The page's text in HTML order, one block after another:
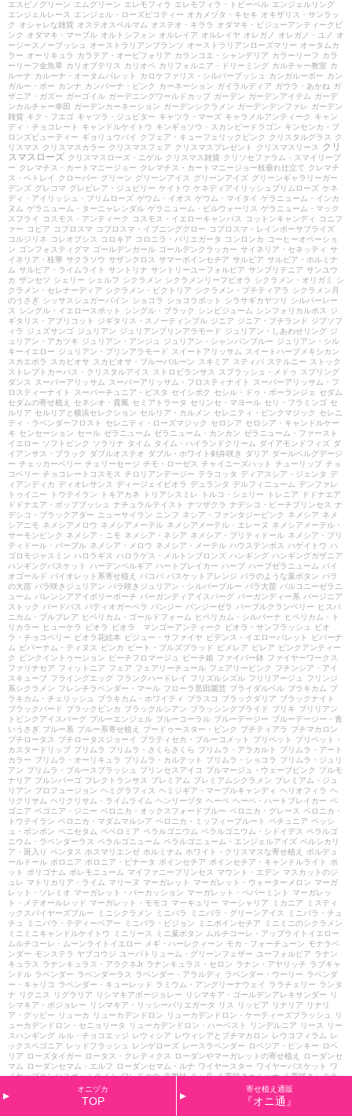
エスピノグリーン エムグリーン エレモフィラ エレモフィラ・トビーベル エンジェルリング
エンジェルレース
エンジェル・ローズピコティー オカメヅタ・キセキ オキザリス・サンラッ
ク
オシャレな雑貨 オステオスペルマム オステオ・キララ
オダマキ・ビジューアンティークピ
ンク
オダマキ・マーブル オルトシフォン オルレイア オルレイヤ オレガノ オレガノ・ユノ
オ
ージースノーブッシュ
オーストラリアンプランツ オーストラリアンローズマリー オータムカ
ラー オーリキュラ カラテア・オービフォリア カランコエ・シャンデリア カラーリーフ カラ
ーリーフ金魚草 カリオプテリス カリオペ カリフォルニア・ドリーミング カルチャー教室 カ
ルーナ カルーナ・オータムパレット カロケファリス・シルバーブッシュ カンガルーポー カン
ガルー・ポー カンナ カンパーナ・ピンク カーネーション ガイラルディア ガウラ・あかね ガ
ザニア・ガズー ガーゴイル ガーデニングワールドカップ ガーデン ガーデンアイテム ガーデ
ンカルチャー幸田
ガーデンカーネーション ガーデンシクラメン ガーデンデンファレ ガーデン
雑貨 キク・フエゴ キャツラ・ジュピター キャツラ・マーズ キャラメルアンティーク
キャン
ディ・チョコレート
キャンドルケイトウ キンギョソウ・スカンピードラゴン キンセンカ・ブ
ロンズビューティー ギョリュウバイ クフェア・キューフェリックピンク クリスタルグラス
ク
リスマス
クリスマスカラー クリスマスフェア クリスマスプレゼント クリスマスリース
クリ
スマスローズ クリスマスローズ・ニゲル クリスマス雑貨 クリソセファラム・スマイリープ
ー クレマチス・カートマニージョー クレマチス・カートマニージョー枝垂れ仕立て クレマチ
ス・ペトレイ
クローバー グリーン グリーンアイス グリーンアイズ グリーンギャラリーガー
デンズ グレコマ グレビレア・ジュビリー ケイトウ ケネディアイリッシュプリムローズ ケネ
ディ・アイリッシュ・プリムローズ ゲウム・イオス ゲウム・マイタイ ゲラニューム・インカ
ヌム ゲラニューム・ターニャレンダル ゲラニューム・ビルウォーリス ゲラニューム・マック
スフライ
コスモス・アンティーク コスモス・イエローキャンパス コットンキャンディ
コニフ
ァー
コピア コプロスマ コプロスマ・イブニンググロー
コプロスマ・レインボーサプライズ
コルジリネ
コレオプシス コロキア コロニラ・バリエガータ コンロンカ
コーヒーオベーショ
ン ゴンフォスティグマ ゴールデンガール ゴールデンクラッカー サイネリア・セネッティ サ
イネリア・桂華 サクラソウ サザンクロス サマーポインセチア サルビア サルビア・ホルミナ
ム サルビア・ライムライト サントリナ サントリーユーフォルビア サンブリテニア サンユウ
カ ザンセツ シェリー シェルフ シクラメン シクラメンリーフビオラ シクラメン・オリガミ
シ
クラメン・セレナーディア シクラメン・ビクトリア シクラメン・プチティアラ
シクラメン月
のうさぎ シッサスシュガーバイン ショコラ ショコラポット シラサギカヤツリ
シルバーレー
ス
シングル・イエロースポット シングル・ブラック シンビジューム シンフォリカルポス
ジ
ギタリス・アプリコット
ジギタリス・スノーティンプル ジニア ジニア・プチランド ジプソフ
ィラ
ジュズサンゴ ジュリアン ジュリアンプリンアラモード ジュリアン・しあわせリング ジ
ュリアン・アカツキ ジュリアン・アンジュ ジュリアン・シャンパンブルー ジュリアン・シル
キーイエロー ジュリアン・プリンアラモード スイートアリッサム
スイートハーブメキシカン
スカエボラ
スカビオサ スカビオサ・ブルーバルーン スキミア スティパ ステルニー
ストック
ストレプトカーパス・クリスタルアイス
ストロビランサス スプラッシュ・メドゥ
スプリング
ダンス
スーパーアリッサム スーパーアリッサム・フロスティナイト
スーパーアリッサム・フ
ロスティーナイト
スーパーチュニア・ビスタ セイシボク セシル・ドゥ・ボーランジェ
セダム
セダムの寄せ植え
セネシオ・貴鳳 セミアトラータ セリンセ・マヨール セリ・フラミンゴ セ
ルリア セルリアと横浜セレクション セルリア・カルメン セレニティ・ピンクマジック
セレニ
ティ・ラベンダーフロスト
セレニティ・ローズマジック セロシア セロシア・キャンドルケー
キ センセーション セール ゼラニューム ゼラニューム・カンカン ゼラニューム・ファースト
イエロー ソフトピンク ソラリナ タイム タイム・ハイランドクリーム ダイアモンドフィズ ダ
イアンサス・ブラック
ダブルオステオ ダブル・ホワイト剣弁咲き ダリア ダールベルグデージ
ー チェッカーベリー チェリーセージ チモ・ローゼス チャイニーズハット チューリップ チョ
コベリー チョコレートコスモス チロリアンデージー テラコッタ ディアスシア・ジェンタ
デ
ィアンディカ ディオレサンス ディージェイビオラ デュランタ デルフィニューム デンファレ
トゥイニー
トウテイラン トキアカネ トリアシスミレ トルコ・シェリー トレニア
ドドナエア
ドドナエア・ポップブッシュ
ナチュラルテイスト ナツザクラ ナデシコ・ピーチプリンセス ナ
デシコ・ブラックアダー
ニューサイラン ニンフ ネシア・ファンタジーピンク ネメシア ネメ
シアニモ ネメシアメロウ ネメシアメーテル ネメシアメーテル・エレーヌ
ネメシアメーテル・
サーモンピンク
ネメシア・ニモ ネメシア・ネシア ネメシア・プリティドール ネメシア・プリ
ティドール・パープル ネメシア・メロウ ネメシア・メーテル ハウステンボス ハゲイトウ ハ
ゴロモジャスミン ハロラギス ハロラゲス・メルトンブロンズ ハンギング ハンギングガザニア
ハンギングバスケット
ハーデンベルギア ハートブレイカー ハーブ ハーブゼラニューム バイ
オゴールド バイオレット系寄せ植え バコパ バスケットアレンジ バラのような葉ボタン バラ
の大苗 バラ咲きジュリアン バラ咲きジュリアン・シルバーブルー バラ大苗 バルコニーゼラニ
ューム バレンシアアイボリーポーチ バーガンディアイスバーグ バーガンディー系 バージニア
ストック
バードバス パティオガーベラ パンジー パンジーゼラ パープルクランベリー
ヒスパ
ニカム・プルプレア
ヒペリカム・ゴールドフォーム ヒペリカム・シルバーナ
ヒペリカム・ト
リカラー
ヒューケラ ビオラ ビオラ マンゴーアンティーク ビオラ・サンフラッシュ
ビオ
ラ・チョコベリー
ビオラ花絵本 ビジュー・サファイヤ ビデンス・イエローパレット
ビバーナ
ム
ビバーナム・ティヌス ビンカ ビート・ブルズブラッド ピメレア ピレア
ピンクアンティー
ク
ピンクイントゥーション ピーチフロマージュ ピーチ姫 ファイバー鉢 ファイヤーワークス
ファリナセア フィットニア フェア フェアリーチュール フェアリーピンク
フチンシア・アイ
スキューブ フライングエッグ フランクハードレイ フリズルシズル フリリアージュ
フリンジ
系シクラメン フレンチラベンダー・マール フローラ黒田園芸 ブライダルベル ブラキカム ブ
ラキカム・チェリッシュ
ブラキカム・ホワイティ ブラスコ ブラックダリア ブラックナイト
ブラックバード ブラックビンカ ブラックルシアン ブラッシングブライド ブリキ ブリリアン
トピンクアイスバーグ ブルーエンジェル ブルーコーラル ブルーデージー ブルーデージー・青
いうさぎ ブルー系 ブルー系寄せ植え ブードゥースター・ピンク プチティアラ
プチマカロン
プチロータス
プチロータスジョーイ プラティセカ・ブルーコメット プリペット
プリペット・
カスタードリップ プリムラ プリムラ・さくらさくら プリムラ・アラカルト
プリムラ・アート
カラー プリムラ・オーリキュラ プリムラ・カルテット プリムラ・ショコラ
プリムラ・ジュリ
アン プリムラ・ブルースプラッシュ プリンセスアイコ プルマージュ・ウェーブピンク
プルモ
ナリア プルンパーゴ プレクトランサス プレミアム プレミアムシクラメン プレミアム・ジュ
リアン プロフュージョン ヘミグラフィス ヘミジギア・マーブルキャンディ ヘリオフィラ ヘ
リクリサム ヘリクリサム・ライムライム ヘンリーヅタ ヘーベ ヘーベ・ハートブレイカー ベ
ゴニア ベゴニア・ジニー ベロニカ・オックスフォードブルー ベロニカ・グレース ベロニカ・
トウテイラン ベロニカ・マダムマルシア ベロニカ・ミッフィープルート ペチュニア ペッシ
ュ・ボンボン ペニセタム ペペロミア ペラルゴニウム ペラルゴニウム・シドイデス ペラルゴ
ニウム・ラベンダーラス ペラルゴニューム ペラルゴニューム・エンジェルアイズ ペルシカリ
ア・斑入り ペンタス ホスマリエンゼ ホルミナム ホワイト・クリスマスな寄せ植え
ボルデュ
ールドール ボロニア ボロニア・ピナータ ポインセチア ポインセチア・キャンドルライト
ポ
ット
ポリゴナム ポレモニューム マイファニープリンセス マウント・エデン マスカットのジ
ュレ マトリカリア・ライム マリーヌ マーガレット マーガレット・ウォーターメロン マーガ
レット・ソレミオ マーガレット・パーカッション マーガレット・ペパーミント
マーガレッ
ト・メテオールレッド マーガレット・モモコ マーキュリー マーシャリア ミカニア
ミスティ
ックスパイヤーズブルー
ミニシクラメン ミニバラ ミニバラ・グリーンアイス
ミニバラ・チュ
チュ
ミニバラ・テディーベアー ミニバラ・ピジョン ミニポインセチア
ミニミニのシクラメン
ミニミニキャンドルケイトウ
ミニリース ミニ葉ボタン
ムルチコーレ・アップライトイエロー
ムルチコーレ・ムーンライトイエロー
メギ・ハーレクィーン モカ・フォーチューン モナラベ
ンダー モンステラ ヤブコウジ ユーパトリューム・グリーンフェザー ユーフォルビア ラナン
キュラス
ラナンキュラス・アラクネJr ラナンキュラス・セロン ラナン・アヤリッチ ラブキャ
ンドル ラベンダー ラベンダーラス ラベンダー・アラルディ ラベンダー・ウーリー ラベンダ
ー・キャリコ
ラベンダー・キューレッド ラミウム・アングリーナウェイ ララチェリー ランタ
ナ
リクニス リグラリア リシマキアボージョレー リシマキア・ゴールデンアレキサンダー
リ
シマキア・ボジョレー
リシマキア・リッシーバリエガータ リス リッピア リナリア
リナリ
ア・グッピー
リューカ リューカデンドロン リューカデンドロン・ケーティーズブラッシュ
リ
ューカデンドロン・セニョリータ
リューカデンドロン・ハーベスト リンデルニア リース
リー
スハンギング ルル・チョコエッジ レウィシア レウィシアとプチマカロン レウコフィラム レ
ックスベゴニア レッドフラッシュ レンゲローズ レースラベンダー ロベジア・ピンキー
ロベ
リア
ローズタイガー ロータス・クレティクス ローダンやマーガレットの寄せ植え
ローダンセ
マム
ローダンセマム・エルフ ローダンセマム・ルナ ワイヤースター ワイヤーバスケット
ワ
イヤープランツスポットライト ワレモコウ 京舞妓 八ヶ岳 八重咲きカルーナ 八重咲きシクラ
出張 分枝葉ボタン 千日紅 千日紅ちなつ
紅・ろりぽっぷ
原種リビダス 喜・喜・うさぎ 四つ葉のクローバー
園芸教室 夕霧草 多粒播き葉ボタン
オニヅカ
TOP
寄せ植え通販
『オニ通』